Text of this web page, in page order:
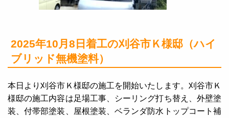
2025年10月8日着工の刈谷市Ｋ様邸（ハイ
ブリッド無機塗料）
本日より刈谷市Ｋ様邸の施工を開始いたします。刈谷市Ｋ
様邸の施工内容は足場工事、シーリング打ち替え、外壁塗
装、付帯部塗装、屋根塗装、ベランダ防水トップコート補